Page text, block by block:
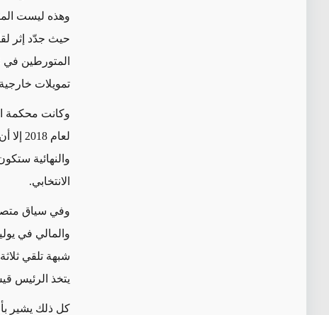
وهذه ليست
المتورطين في
تمويلات
والنهائية
الانتخابي.
وفي سياق
والمالي في
شبهة تلقي
يتخذ الرئيس
كل ذلك يشير